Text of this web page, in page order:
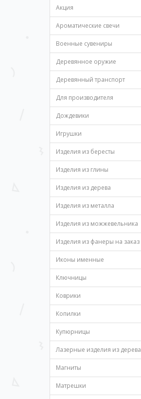
Акция
Ароматические свечи
Военные сувениры
Деревянное оружие
Деревянный транспорт
Для производителя
Дождевики
Игрушки
Изделия из бересты
Изделия из глины
Изделия из дерева
Изделия из металла
Изделия из можжевельника
Изделия из фанеры на заказ
Иконы именные
Ключницы
Коврики
Копилки
Купюрницы
Лазерные изделия из дерева
Магниты
Матрешки